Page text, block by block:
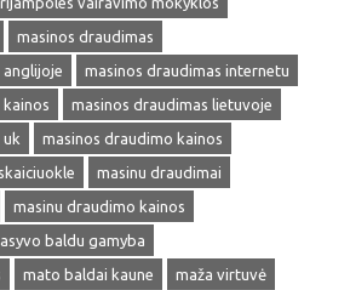
masinos draudimas
anglijoje
masinos draudimas internetu
masinos draudimas lietuvoje
uk
masinos draudimo kainos
masinu draudimai
masinu draudimo kainos
baldu gamyba
mato baldai kaune
maža virtuvė